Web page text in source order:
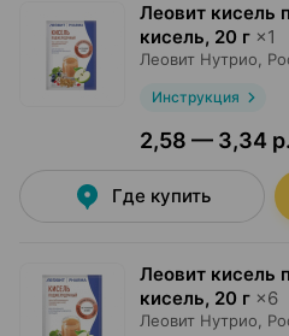
Леовит кисель
кисель, 20 г ×1
Леовит Нутрио ,
Инструкция
2,58 — 3,34 р.
Где купить
Леовит кисель
кисель, 20 г ×6
Леовит Нутрио ,